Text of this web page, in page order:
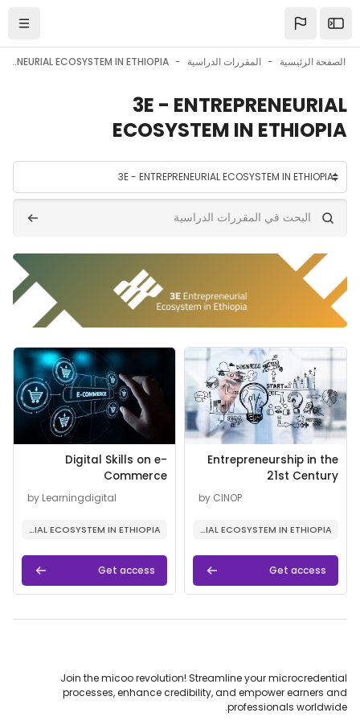
الصفحة الرئيسية المقررات الدراسية 3E - ENTREPRENEURIAL ECOSYSTEM IN ETHIOPIA
3E - ENTREPRENEURIAL
ECOSYSTEM IN ETHIOPIA
تصنيفات المقررات
البحث في المقررات الدراسية
البحث في المقررات الدراسية
صورة المقرر" Entrepreneurship in the 21st Century
صورة المقرر
اسم المقرر
Entrepreneurship in the
21st Century
by CINOP
3E - ENTREPRENEURIAL ECOSYSTEM IN ETHIOPIA
Get access
صورة المقرر" Digital Skills on e-Commerce
صورة المقرر
اسم المقرر
Digital Skills on e-
Commerce
نص ملخص المساق:by Learningdigital
3E - ENTREPRENEURIAL ECOSYSTEM IN ETHIOPIA
Get access
Join the micoo revolution! Streamline your microcredential
processes, enhance credibility, and empower earners and
professionals worldwide.